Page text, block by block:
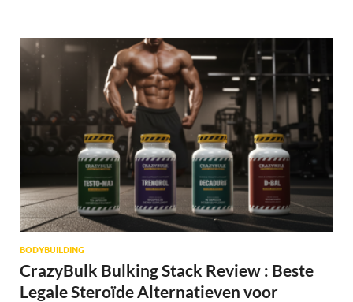
BODYBUILDING
CrazyBulk Bulking Stack Review : Beste
Legale Steroïde Alternatieven voor